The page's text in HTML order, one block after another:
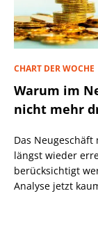
CHART DER WOCHE
Warum im
nicht mehr
Das
längst wieder
berücksichtigt
Analyse jetzt